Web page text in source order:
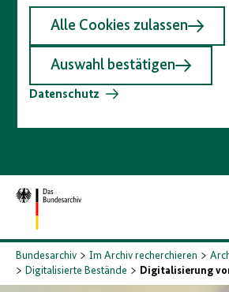
Alle Cookies zulassen
Auswahl bestätigen
Datenschutz
Zur
Startseite
Bundesarchiv Im Archiv recherchieren
Digitalisierte Bestände
Digitalisierung